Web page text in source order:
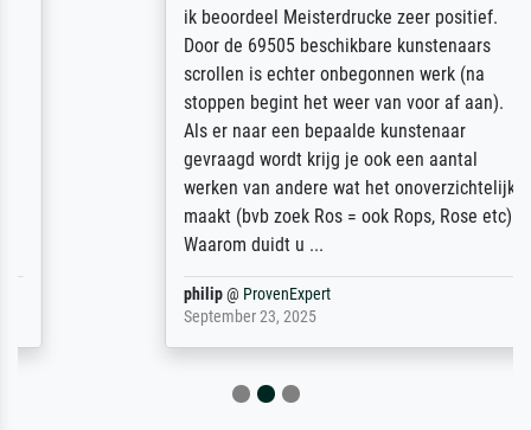
ik beoordeel Meisterdrucke zeer positief.
Door de 69505 beschikbare kunstenaars
scrollen is echter onbegonnen werk (na
stoppen begint het weer van voor af aan).
Als er naar een bepaalde kunstenaar
gevraagd wordt krijg je ook een aantal
werken van andere wat het onoverzichtelijk
maakt (bvb zoek Ros = ook Rops, Rose etc).
Waarom duidt u ...
ProvenExpert
September 23, 2025